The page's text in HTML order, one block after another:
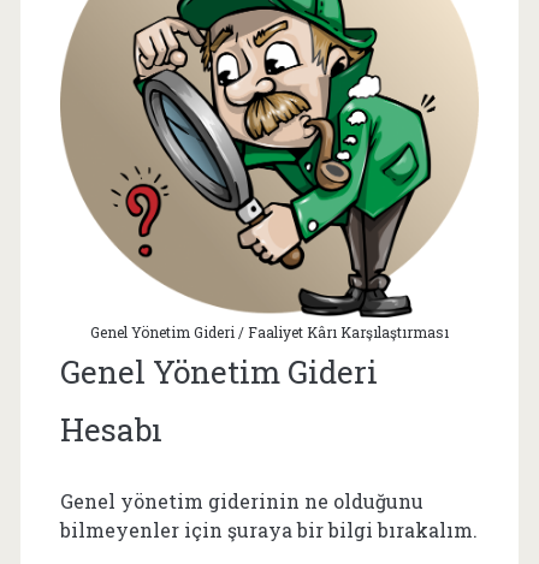
Genel Yönetim Gideri / Faaliyet Kârı Karşılaştırması
Genel Yönetim Gideri
Hesabı
Genel yönetim giderinin ne olduğunu
bilmeyenler için şuraya bir bilgi bırakalım.